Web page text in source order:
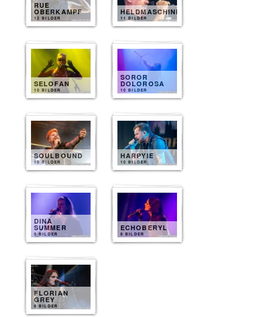
RUE
OBERKAMPF
12 BILDER
HELDMASCHINE
11 BILDER
SELOFAN
10 BILDER
SOROR
DOLOROSA
10 BILDER
SOULBOUND
10 BILDER
HARPYIE
10 BILDER
DINA
SUMMER
9 BILDER
ECHOBERYL
8 BILDER
FLORIAN
GREY
8 BILDER